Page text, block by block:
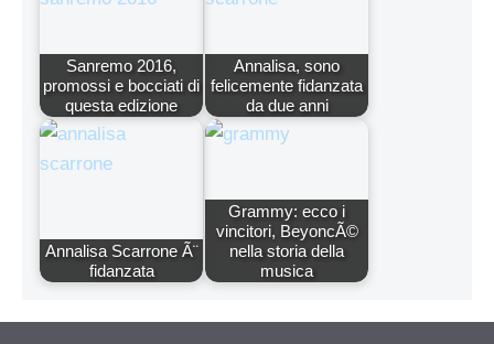
Sanremo 2016,
promossi e bocciati di
questa edizione
Annalisa, sono
felicemente fidanzata
da due anni
Annalisa Scarrone Ã¨
fidanzata
Grammy: ecco i
vincitori, BeyoncÃ©
nella storia della
musica